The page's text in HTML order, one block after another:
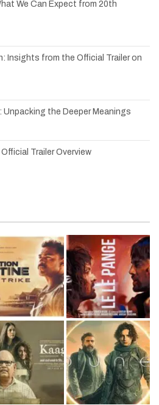
We Can Expect from 20th
Insights from the Official Trailer on
the Deeper Meanings
Trailer Overview